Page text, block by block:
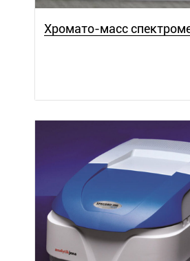
Хромато-масс